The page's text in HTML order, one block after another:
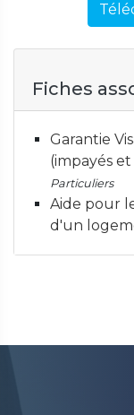
Fiches
Garantie
(impayés
Particuliers
Aide pour
d'un